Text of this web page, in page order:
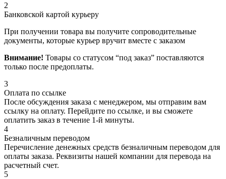
2
Банковской картой курьеру
При получении товара вы получите сопроводительные
документы, которые курьер вручит вместе с заказом
Внимание! Товары со статусом “под заказ” поставляются
только после предоплаты.
3
Оплата по ссылке
После обсуждения заказа с менеджером, мы отправим вам
ссылку на оплату. Перейдите по ссылке, и вы сможете
оплатить заказ в течение 1-й минуты.
4
Безналичным переводом
Перечисление денежных средств безналичным переводом для
оплаты заказа. Реквизиты нашей компании для перевода на
расчетный счет.
5